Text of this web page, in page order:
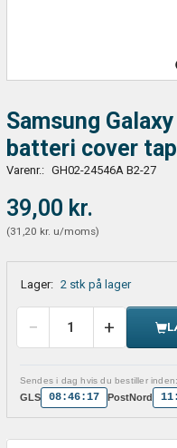
Samsung
batteri cover
Varenr.: GH02-24546A B2-27
39,00 kr.
(31,20 kr. u/moms)
Lager: 2 stk på lager
Sendes i dag hvis du bestiller inden:
GLS 08:46:17 PostNord